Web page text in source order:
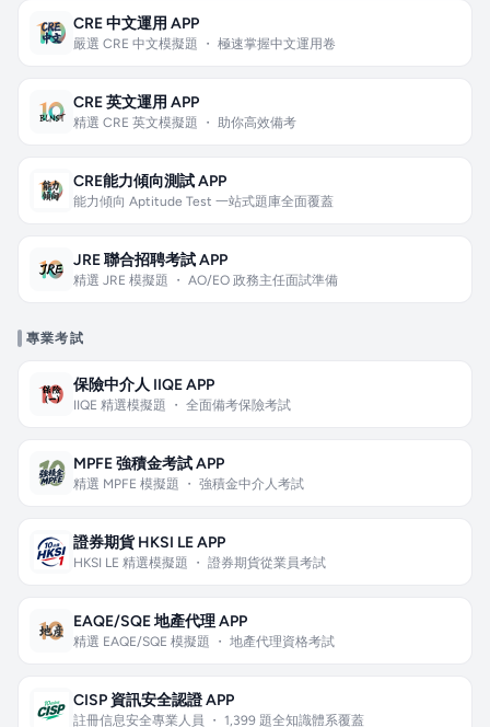
CRE 中文運用 APP
嚴選 CRE 中文模擬題 ・ 極速掌握中文運用卷
CRE 英文運用 APP
精選 CRE 英文模擬題 ・ 助你高效備考
CRE能力傾向測試 APP
能力傾向 Aptitude Test 一站式題庫全面覆蓋
JRE 聯合招聘考試 APP
精選 JRE 模擬題 ・ AO/EO 政務主任面試準備
專業考試
保險中介人 IIQE APP
IIQE 精選模擬題 ・ 全面備考保險考試
MPFE 強積金考試 APP
精選 MPFE 模擬題 ・ 強積金中介人考試
證券期貨 HKSI LE APP
HKSI LE 精選模擬題 ・ 證券期貨從業員考試
EAQE/SQE 地產代理 APP
精選 EAQE/SQE 模擬題 ・ 地產代理資格考試
CISP 資訊安全認證 APP
註冊信息安全專業人員 ・ 1,399 題全知識體系覆蓋